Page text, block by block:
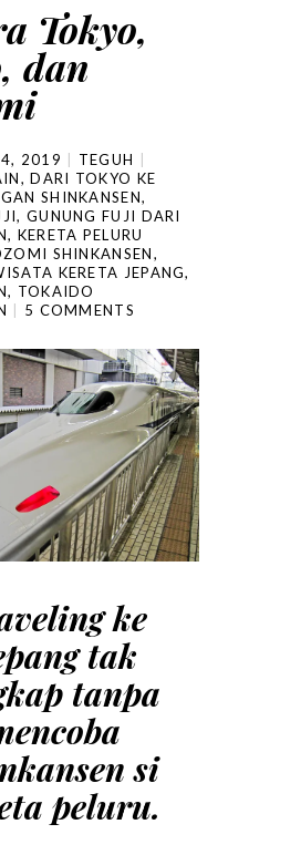
Tokyo,
dan
2019
TEGUH
,DARI TOKYO KE
SHINKANSEN,
, GUNUNG FUJI DARI
, KERETA PELURU
SHINKANSEN,
KERETA JEPANG,
, TOKAIDO
5 COMMENTS
ke
tak
tanpa
si
peluru.